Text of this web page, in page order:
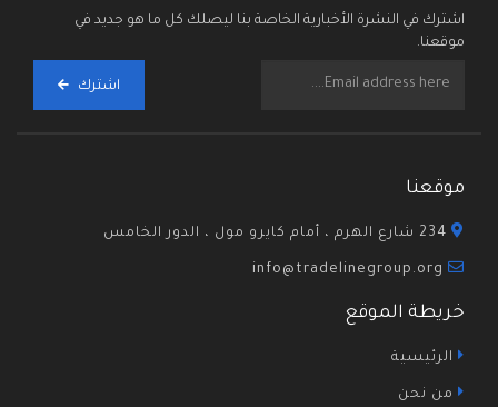
اشترك في النشرة الأخبارية الخاصة بنا ليصلك كل ما هو جديد في
موقعنا.
اشترك
موقعنا
خريطة الموقع
الرئيسية
من نحن